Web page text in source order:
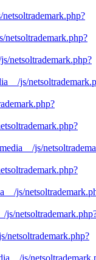
netsoltrademark.php?
netsoltrademark.php?
js/
js/
js/
js/
netsoltrademark.php?
js/